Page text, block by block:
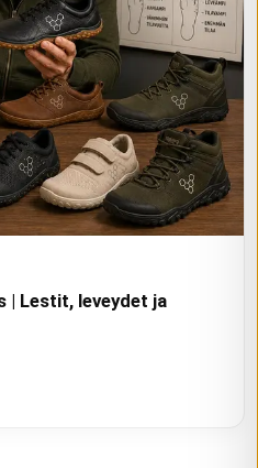
Lestit, leveydet ja